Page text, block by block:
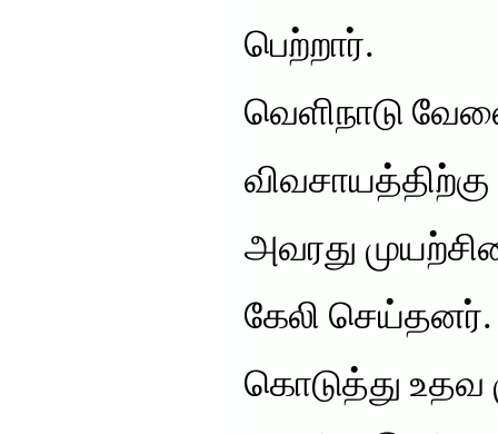
பெற்றார்.
வெளிநாடு
அவரது
கேலி செய்தனர்.
கொடுத்து உதவ